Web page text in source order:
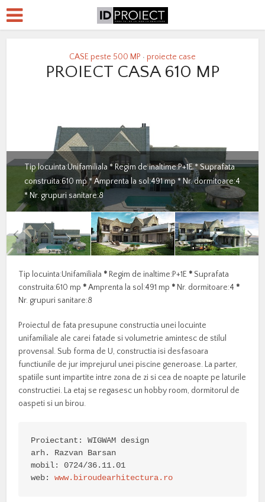
CASE peste 500 MP • proiecte case
PROIECT CASA 610 MP
Tip locuinta:Unifamiliala * Regim de inaltime:P+1E * Suprafata
construita:610 mp * Amprenta la sol:491 mp * Nr. dormitoare:4
* Nr. grupuri sanitare:8
Tip locuinta:Unifamiliala * Regim de inaltime:P+1E * Suprafata
construita:610 mp *Amprenta la sol:491 mp * Nr. dormitoare:4 *
Nr. grupuri sanitare:8
Proiectul de fata presupune constructia unei locuinte
unifamiliale ale carei fatade si volumetrie amintesc de stilul
provensal. Sub forma de U, constructia isi desfasoara
functiunile de jur imprejurul unei piscine generoase. La parter,
spatiile sunt impartite intre zona de zi si cea de noapte pe laturile
constructiei. La etaj se regasesc un hobby room, dormitorul de
oaspeti si un birou.
Proiectant: WIGWAM design
arh. Razvan Barsan
mobil: 0724/36.11.01
web: www.biroudearhitectura.ro